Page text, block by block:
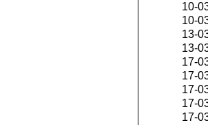
10-
10-
13-
13-
17-
17-
17-
17-
17-